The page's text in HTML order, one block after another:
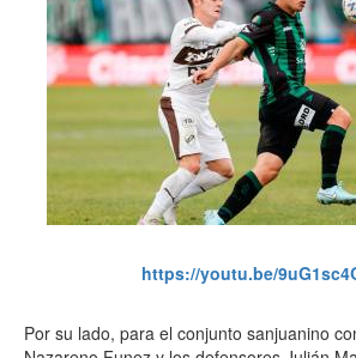
https://youtu.be/
Por su lado, para el conjunto sanjuanino